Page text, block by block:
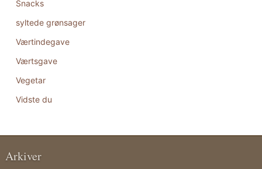
Snacks
syltede grønsager
Værtindegave
Værtsgave
Vegetar
Vidste du
Arkiver